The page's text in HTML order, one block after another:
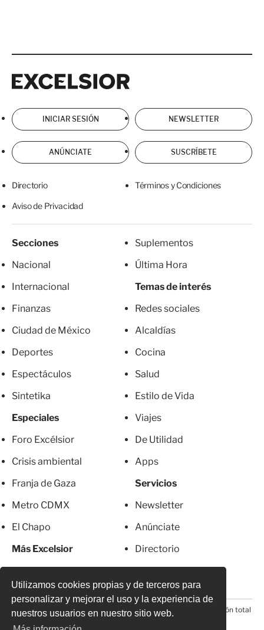
Utilizamos cookies propias y de terceros para
personalizar y mejorar el uso y la experiencia de
nuestros usuarios en nuestro sitio web.
INICIAR SESIÓN NEWSLETTER
ANÚNCIATE SUSCRÍBETE
Directorio Términos y Condiciones
Aviso de Privacidad
Secciones
Nacional
Internacional
Finanzas
Ciudad de México
Deportes
Espectáculos
Sintetika
Especiales
Foro Excélsior
Crisis ambiental
Franja de Gaza
Metro CDMX
El Chapo
Más Excelsior
Suplementos
Última Hora
Temas de interés
Redes sociales
Alcaldías
Cocina
Salud
Estilo de Vida
Viajes
De Utilidad
Apps
Servicios
Newsletter
Anúnciate
Directorio
© 2026 Todos los derechos reservados. Prohibida la reproducción total
o parcial, incluyendo cualquier medio electrónico*